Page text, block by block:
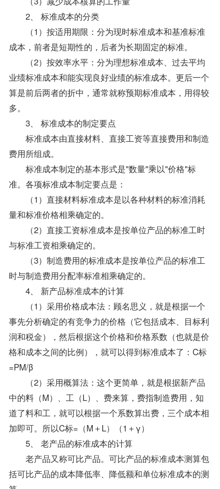
2、 标准成本的分类
（1）按适用期限：分为现时标准成本和基准标准
成本，前者是短期性的，后者为长期固定的标准。
（2）按效率水平：分为理想标准成本、过去平均
业绩标准成本和能实现良好业绩的标准成本。更后一个
算是前后两者的折中，通常就称预期标准成本，用得较
多。
3、 标准成本的制定要点
标准成本由直接材料、直接工资等直接费用和制造
费用所组成。
标准成本制定的基本形式是"数量"乘以"价格"标
准。各项标准成本制定要点是：
（1）直接材料标准成本是以各种材料的标准消耗
量和标准价格相乘确定的。
（2）直接工资标准成本是按单位产品的标准工时
与标准工资相乘确定的。
（3）制造费用的标准成本是按单位产品的标准工
时与制造费用分配率标准相乘确定的。
4、 新产品标准成本的计算
（1）采用价格成本法：顾名思义，就是根据一个
事先分析确定的有竞争力的价格（它包括成本、目标利
润和税金），然后根据这个价格和价格系数（也就是价
格和成本之间的比例），就可以得到标准成本了：C标
=PM/β
（2）采用概算法：这个更简单，就是根据新产品
中的料（M）、工（L）、费来算，费指制造费用，知
道了料和工，就可以根据一个系数算出费，三个成本相
加即可。所以C标=（M＋L）（1＋γ）
5、 老产品的标准成本的计算
老产品又称可比产品。可比产品的标准成本测算包
括可比产品的成本降低率、降低额和单位标准成本的测